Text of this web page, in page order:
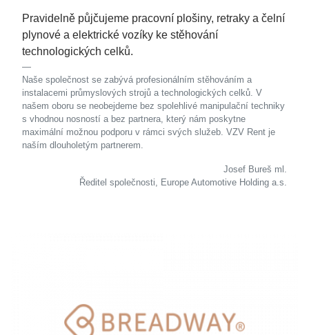
Pravidelně půjčujeme pracovní plošiny, retraky a čelní
plynové a elektrické vozíky ke stěhování
technologických celků.
Naše společnost se zabývá profesionálním stěhováním a
instalacemi průmyslových strojů a technologických celků. V
našem oboru se neobejdeme bez spolehlivé manipulační techniky
s vhodnou nosností a bez partnera, který nám poskytne
maximální možnou podporu v rámci svých služeb. VZV Rent je
naším dlouholetým partnerem.
Josef Bureš ml.
Ředitel společnosti, Europe Automotive Holding a.s.